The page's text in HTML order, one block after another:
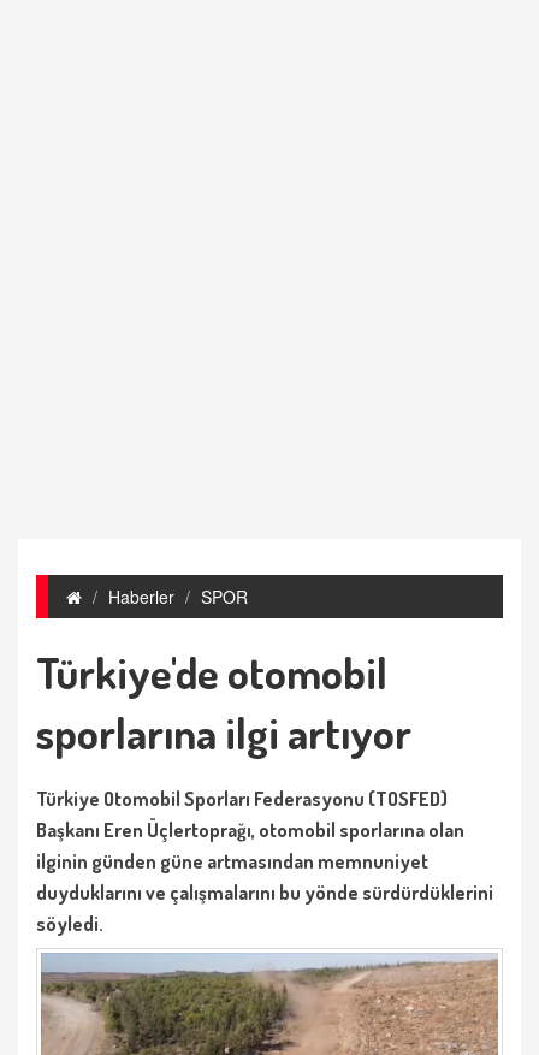
Haberler SPOR
Türkiye'de otomobil
sporlarına ilgi artıyor
Türkiye Otomobil Sporları Federasyonu (TOSFED)
Başkanı Eren Üçlertoprağı, otomobil sporlarına olan
ilginin günden güne artmasından memnuniyet
duyduklarını ve çalışmalarını bu yönde sürdürdüklerini
söyledi.